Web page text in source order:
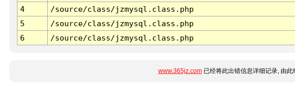
4
/source/class/jzmysql.class.php
5
/source/class/jzmysql.class.php
6
/source/class/jzmysql.class.php
www.365jz.com已经将此出错信息详细记录, 由